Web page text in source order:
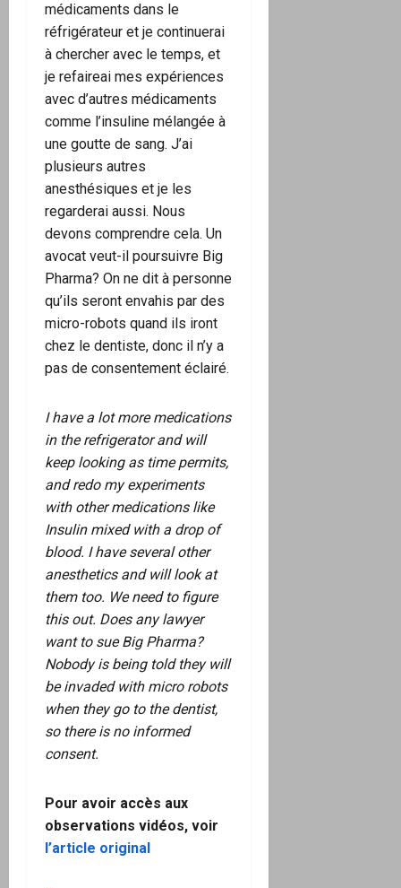
médicaments dans le
réfrigérateur et je continuerai
à chercher avec le temps, et
je refaireai mes expériences
avec d’autres médicaments
comme l’insuline mélangée à
une goutte de sang. J’ai
plusieurs autres
anesthésiques et je les
regarderai aussi. Nous
devons comprendre cela. Un
avocat veut-il poursuivre Big
Pharma? On ne dit à personne
qu’ils seront envahis par des
micro-robots quand ils iront
chez le dentiste, donc il n’y a
pas de consentement éclairé.
I have a lot more medications
in the refrigerator and will
keep looking as time permits,
and redo my experiments
with other medications like
Insulin mixed with a drop of
blood. I have several other
anesthetics and will look at
them too. We need to figure
this out. Does any lawyer
want to sue Big Pharma?
Nobody is being told they will
be invaded with micro robots
when they go to the dentist,
so there is no informed
consent.
Pour avoir accès aux
observations vidéos, voir
l’article original